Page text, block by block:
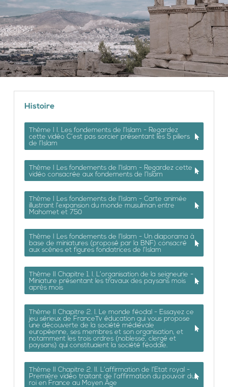
Histoire
Thème I I. Les fondements de l’Islam - Regardez
cette vidéo C’est pas sorcier présentant les 5 piliers
de l’Islam
Thème I Les fondements de l’Islam - Regardez cette
vidéo consacrée aux fondements de l’Islam
Thème I Les fondements de l’Islam - Carte animée
illustrant l’expansion du monde musulman entre
Mahomet et 750
Thème I Les fondements de l’Islam - Un diaporama à
base de miniatures (proposé par la BNF) consacré
aux scènes et figures fondatrices de l’Islam
Thème II Chapitre 1. I. L’organisation de la seigneurie -
Miniature présentant les travaux des paysans mois
après mois
Thème II Chapitre 2. I. Le monde féodal - Essayez ce
jeu sérieux de FranceTv éducation qui vous propose
une découverte de la société médiévale
européenne, ses membres et son organisation, et
notamment les trois ordres (noblesse, clergé et
paysans) qui constituaient la société féodale.
Thème II Chapitre 2. II. L’affirmation de l’Etat royal -
Première vidéo traitant de l’affirmation du pouvoir du
roi en France au Moyen Âge